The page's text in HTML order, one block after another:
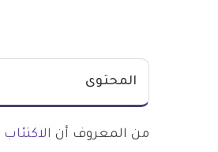
المحتوى
من المعروف أن الاكتئاب